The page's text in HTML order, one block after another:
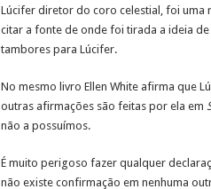
Lúcifer diretor do coro celestial, foi uma
citar a fonte de onde foi tirada a ideia
tambores para Lúcifer.
No mesmo livro Ellen White afirma que
outras afirmações são feitas por ela em
não a possuímos.
É muito perigoso fazer qualquer
não existe confirmação em nenhuma